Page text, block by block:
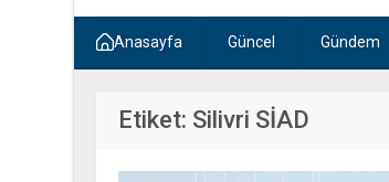
Anasayfa Güncel Gündem
Etiket: Silivri SİAD